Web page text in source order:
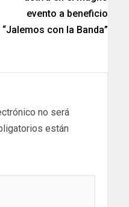
evento a beneficio
“Jalemos con la Banda”
no será
están